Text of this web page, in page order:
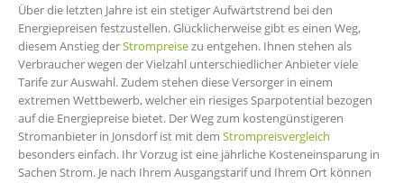
Über die letzten Jahre ist ein stetiger Aufwärtstrend bei den
Energiepreisen festzustellen. Glücklicherweise gibt es einen Weg,
diesem Anstieg derStrompreisezu entgehen. Ihnen stehen als
Verbraucher wegen der Vielzahl unterschiedlicher Anbieter viele
Tarife zur Auswahl. Zudem stehen diese Versorger in einem
extremen Wettbewerb, welcher ein riesiges Sparpotential bezogen
auf die Energiepreise bietet. Der Weg zum kostengünstigeren
Stromanbieter in Jonsdorf ist mit dem Strompreisvergleich
besonders einfach. Ihr Vorzug ist eine jährliche Kosteneinsparung in
Sachen Strom. Je nach Ihrem Ausgangstarif und Ihrem Ort können